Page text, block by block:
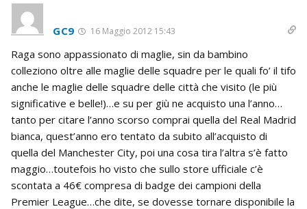
GC9 16 Maggio 2012 15:43
Raga sono appassionato di maglie, sin da bambino
colleziono oltre alle maglie delle squadre per le quali fo’ il tifo
anche le maglie delle squadre delle città che visito (le più
significative e belle!)…e su per giù ne acquisto una l’anno…
tanto per citare l’anno scorso comprai quella del Real Madrid
bianca, quest’anno ero tentato da subito all’acquisto di
quella del Manchester City, poi una cosa tira l’altra s’è fatto
maggio…toutefois ho visto che sullo store ufficiale c’è
scontata a 46€ compresa di badge dei campioni della
Premier League…che dite, se dovesse tornare disponibile la